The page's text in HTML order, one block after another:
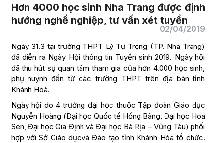
Hơn 4000 học sinh Nha Trang được định
hướng nghề nghiệp, tư vấn xét tuyển
02/04/2019
Ngày 31.3 tại trường THPT Lý Tự Trọng (TP. Nha Trang)
đã diễn ra Ngày Hội thông tin Tuyển sinh 2019. Ngày hội
đã thu hút sự quan tâm tham gia của hơn 4.000 học sinh,
phụ huynh đến từ các trường THPT trên địa bàn tỉnh
Khánh Hoà.
Ngày hội do 4 trường đại học thuộc Tập đoàn Giáo dục
Nguyễn Hoàng (Đại học Quốc tế Hồng Bàng, Đại học Hoa
Sen, Đại học Gia Định và Đại học Bà Rịa – Vũng Tàu) phối
hợp với Sở Giáo dụcvà Đào tạo tỉnh Khánh Hòa tổ chức.